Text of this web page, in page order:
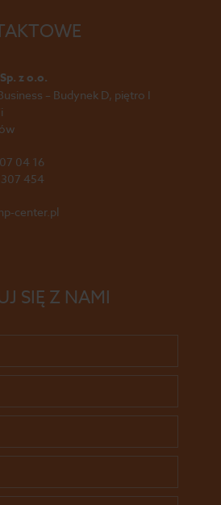
z o.o.
– Budynek D, piętro I
04 16
454
center.pl
SIĘ Z NAMI